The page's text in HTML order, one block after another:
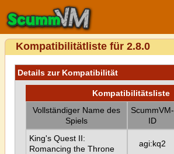
Kompatibilitätliste für 2.8.0
Details zur Kompatibilität
Kompatibilitätsliste
Vollständiger Name des
Spiels
ScummVM-
ID
King's Quest II:
Romancing the Throne
agi:kq2